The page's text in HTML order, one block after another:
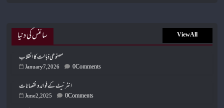
سائنس کی دنیا View All
مصنوعی ذہانت کا انقلاب
January 7, 2026 0 Comments
انٹرنیٹ کے فوائد و نقصانات
June 2, 2025 0 Comments